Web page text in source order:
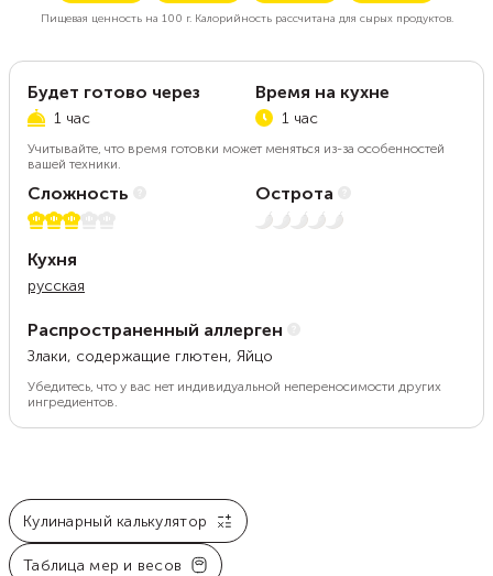
Пищевая ценность на 100 г.Калорийность рассчитана для сырых продуктов.
Будет готово через
1 час
Время на кухне
1 час
Учитывайте, что время готовки может меняться из-за особенностей
вашей техники.
Сложность
3 из 5
Острота
Нет остроты
Кухня
русская
Распространенный аллерген
Злаки, содержащие глютен, Яйцо
Убедитесь, что у вас нет индивидуальной непереносимости других
ингредиентов.
Кулинарный калькулятор
Таблица мер и весов